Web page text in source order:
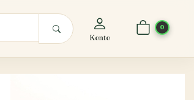
Konto
0